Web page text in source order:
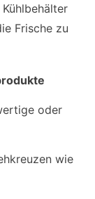
Frische zu
oder
wie